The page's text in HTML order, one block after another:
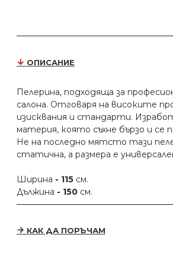
ОПИСАНИЕ
Пелерина, подходяща за
салона. Отговаря на високите
изисквания и стандарти.
материя, която съхне бързо и се
Не на последно мятсто тази
статична, а размера е
Ширина - 115 см.
Дължина - 150 см.
КАК ДА ПОРЪЧАМ